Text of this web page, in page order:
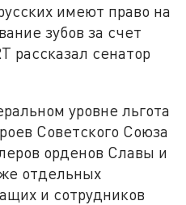
имеют право на
зубов за счет
рассказал сенатор
уровне льгота
Советского Союза
орденов Славы и
отдельных
и сотрудников